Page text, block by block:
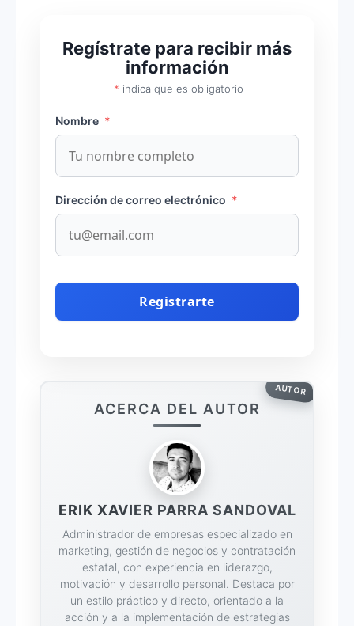
Regístrate para recibir más
información
* indica que es obligatorio
Nombre *
Dirección de correo electrónico *
AUTOR
ACERCA DEL AUTOR
ERIK XAVIER PARRA SANDOVAL
Administrador de empresas especializado en
marketing, gestión de negocios y contratación
estatal, con experiencia en liderazgo,
motivación y desarrollo personal. Destaca por
un estilo práctico y directo, orientado a la
acción y a la implementación de estrategias